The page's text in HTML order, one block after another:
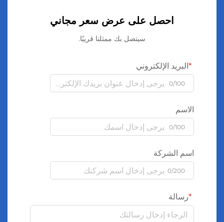
احصل على عرض سعر مجاني
سيتصل بك ممثلنا قريبًا.
البريد الإلكتروني
0/100
الاسم
0/100
اسم الشركة
0/200
رسالة